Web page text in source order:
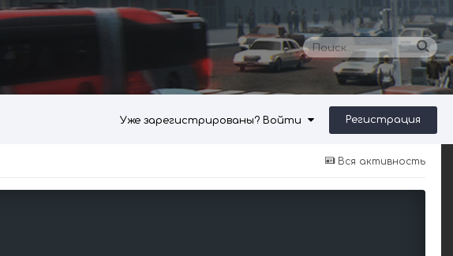
Уже зарегистрированы? Войти Регистрация
Вся активность